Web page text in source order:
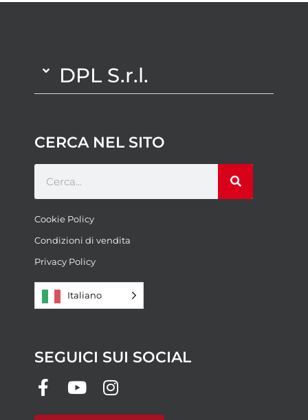
DPL S.r.l.
CERCA NEL SITO
Cookie Policy
Condizioni di vendita
Privacy Policy
Italiano
SEGUICI SUI SOCIAL